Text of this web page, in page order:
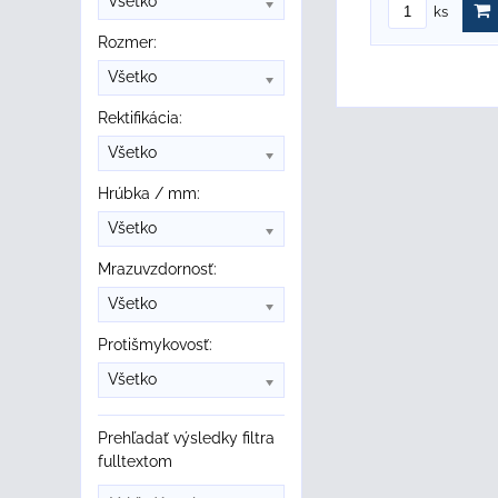
ks
Rozmer:
Všetko
Rektifikácia:
Všetko
Hrúbka / mm:
Všetko
Mrazuvzdornosť:
Všetko
Protišmykovosť:
Všetko
Prehľadať výsledky filtra
fulltextom